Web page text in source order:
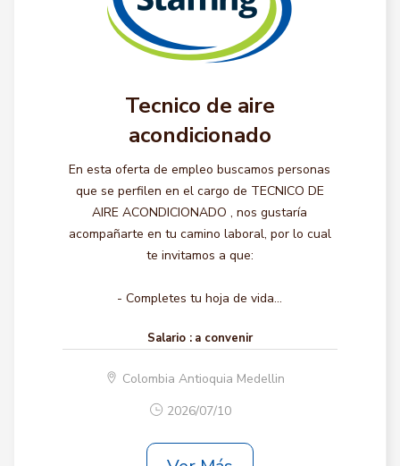
Tecnico de aire
acondicionado
En esta oferta de empleo buscamos personas
que se perfilen en el cargo de TECNICO DE
AIRE ACONDICIONADO , nos gustaría
acompañarte en tu camino laboral, por lo cual
te invitamos a que:
- Completes tu hoja de vida...
Salario : a convenir
Colombia Antioquia Medellin
2026/07/10